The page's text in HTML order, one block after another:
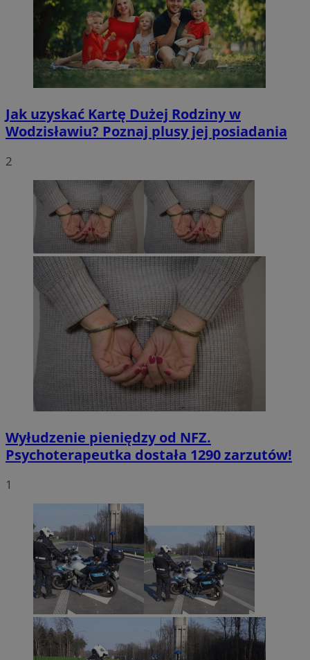
Jak uzyskać Kartę Dużej Rodziny w
Wodzisławiu? Poznaj plusy jej posiadania
2
Wyłudzenie pieniędzy od NFZ.
Psychoterapeutka dostała 1290 zarzutów!
1